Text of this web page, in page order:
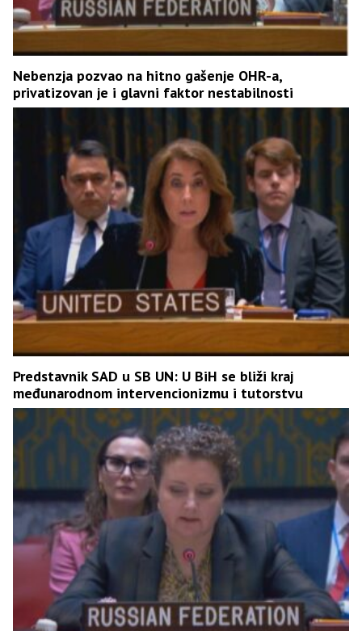
Nebenzja pozvao na hitno gašenje OHR-a,
privatizovan je i glavni faktor nestabilnosti
Predstavnik SAD u SB UN: U BiH se bliži kraj
međunarodnom intervencionizmu i tutorstvu